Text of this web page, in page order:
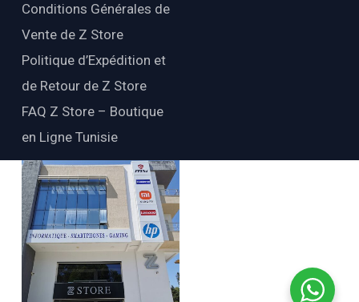
Conditions Générales de
Vente de Z Store
Politique d’Expédition et
de Retour de Z Store
FAQ Z Store – Boutique
en Ligne Tunisie